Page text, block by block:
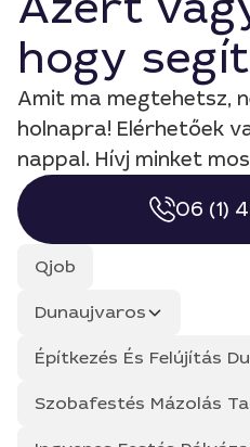
hogy
Amit ma megtehetsz,
holnapra! Elérhetőek
nappal. Hívj minket
06 (1)
Qjob
Dunaujvaros
Építkezés És Felújítás
Szobafestés Mázolás